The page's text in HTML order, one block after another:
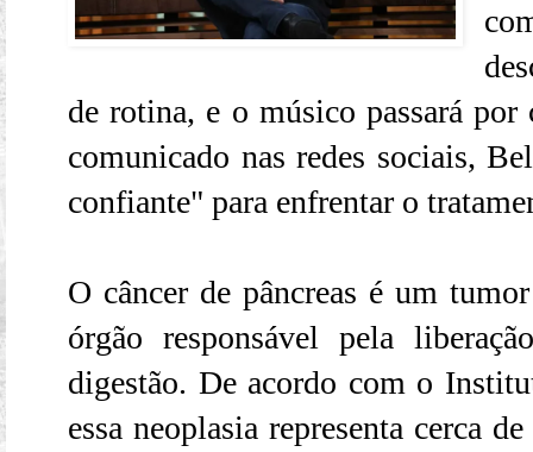
de rotina, e o músico passará
comunicado nas redes sociais,
confiante" para enfrentar o
O câncer de pâncreas é um
órgão responsável pela
digestão. De acordo com o
essa neoplasia representa cerca